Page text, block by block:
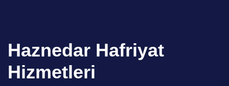
Haznedar Hafriyat
Hizmetleri